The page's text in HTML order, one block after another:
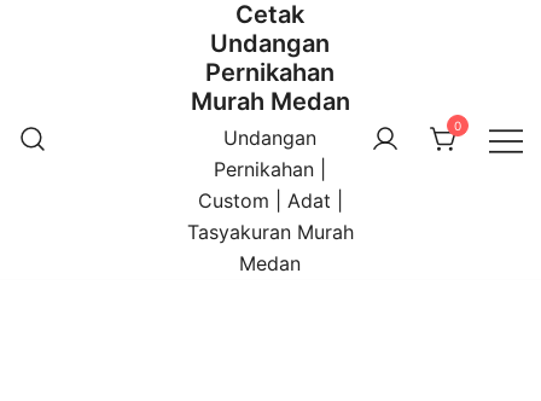
Cetak
Undangan
Pernikahan
Murah Medan
Undangan
Pernikahan |
Custom | Adat |
Tasyakuran Murah
Medan
0